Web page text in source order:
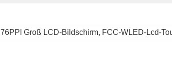
76PPI Groß LCD-Bildschirm, FCC-WLED-Lcd-